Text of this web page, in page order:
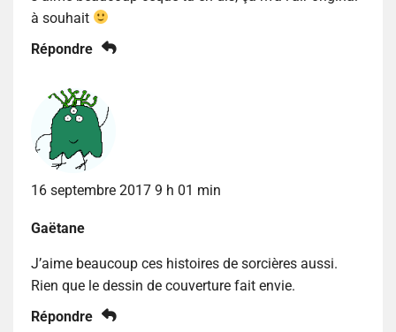
à souhait
Répondre
16 septembre 2017 9 h 01 min
Gaëtane
J’aime beaucoup ces histoires de sorcières aussi.
Rien que le dessin de couverture fait envie.
Répondre